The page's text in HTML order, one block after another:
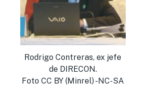
Rodrigo Contreras, ex jefe
de DIRECON.
Foto CC BY (Minrel) -NC-SA